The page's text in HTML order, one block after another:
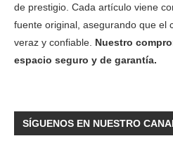
de prestigio. Cada artículo viene
fuente original, asegurando que el
veraz y confiable. Nuestro
espacio seguro y de garantía.
SÍGUENOS EN NUESTRO